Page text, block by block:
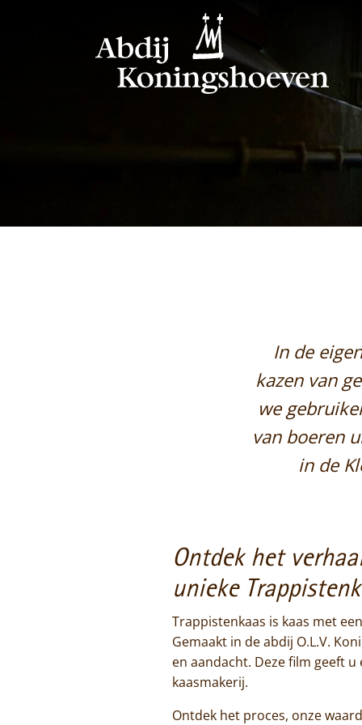
In de
kazen van
we
van boeren
in de
Ontdek het
unieke
Trappistenkaas is kaas met
Gemaakt in de abdij O.L.V.
en aandacht. Deze film geeft
kaasmakerij.
Ontdek het proces, onze